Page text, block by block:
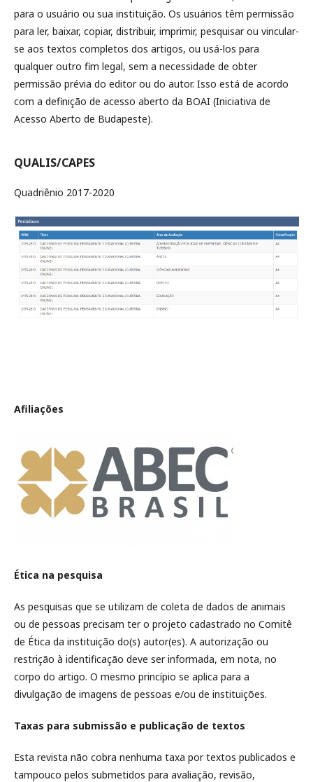
para o usuário ou sua instituição. Os usuários têm permissão
para ler, baixar, copiar, distribuir, imprimir, pesquisar ou vincular-
se aos textos completos dos artigos, ou usá-los para
qualquer outro fim legal, sem a necessidade de obter
permissão prévia do editor ou do autor. Isso está de acordo
com a definição de acesso aberto da BOAI (Iniciativa de
Acesso Aberto de Budapeste).
QUALIS/CAPES
Quadriênio 2017-2020
Afiliações
Ética na pesquisa
As pesquisas que se utilizam de coleta de dados de animais
ou de pessoas precisam ter o projeto cadastrado no Comitê
de Ética da instituição do(s) autor(es). A autorização ou
restrição à identificação deve ser informada, em nota, no
corpo do artigo. O mesmo princípio se aplica para a
divulgação de imagens de pessoas e/ou de instituições.
Taxas para submissão e publicação de textos
Esta revista não cobra nenhuma taxa por textos publicados e
tampouco pelos submetidos para avaliação, revisão,